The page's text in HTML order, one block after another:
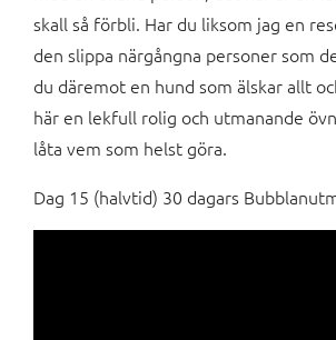
skall så förbli. Har du liksom jag en
den slippa närgångna personer som
du däremot en hund som älskar allt
här en lekfull rolig och utmanande
låta vem som helst göra.
Dag 15 (halvtid) 30 dagars